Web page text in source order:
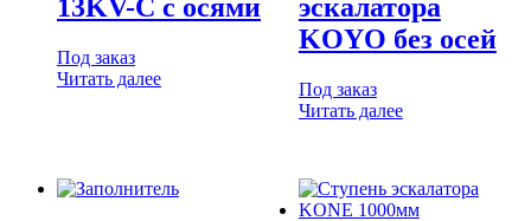
13KV-C с осями
Под заказ
Читать далее
эскалатора
KOYO без осей
Под заказ
Читать далее